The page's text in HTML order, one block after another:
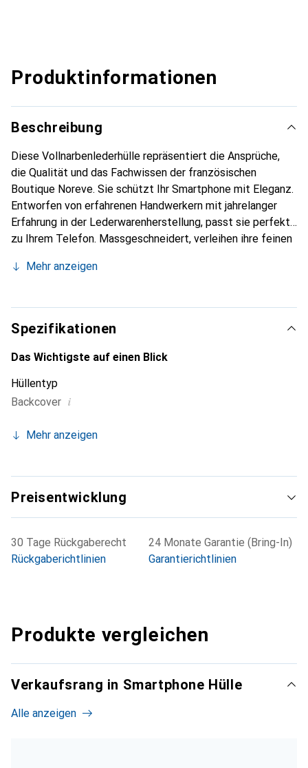
Produktinformationen
Beschreibung
Diese Vollnarbenlederhülle repräsentiert die Ansprüche,
die Qualität und das Fachwissen der französischen
Boutique Noreve. Sie schützt Ihr Smartphone mit Eleganz.
Entworfen von erfahrenen Handwerkern mit jahrelanger
Erfahrung in der Lederwarenherstellung, passt sie perfekt
zu Ihrem Telefon. Massgeschneidert, verleihen ihre feinen
zum schicken und unverzichtbaren Accessoire für Ihr
hochwertigen Produkte anerkannt und eine zuverlässige
Wahl für eine anspruchsvolle Kundschaft.
Mehr anzeigen
Spezifikationen
Das Wichtigste auf einen Blick
Hüllentyp
Backcover i
Mehr anzeigen
Preisentwicklung
30 Tage Rückgaberecht
Rückgaberichtlinien
24 Monate Garantie (Bring-In)
Garantierichtlinien
Produkte vergleichen
Verkaufsrang in Smartphone Hülle
Alle anzeigen